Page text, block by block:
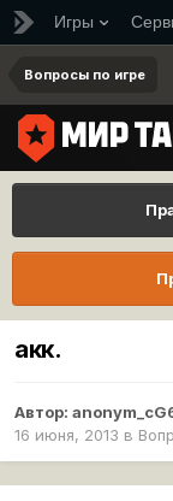
Игры
Вопросы по игре
акк.
Автор:
16 июня, 2013 в